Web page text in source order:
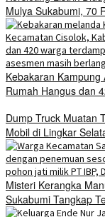
Mulya Sukabumi, 70
Kebakaran
Rumah Hangus dan
Dump Truck Muatan
Mobil di Lingkar
Misteri Kerangka
Sukabumi Tangkap